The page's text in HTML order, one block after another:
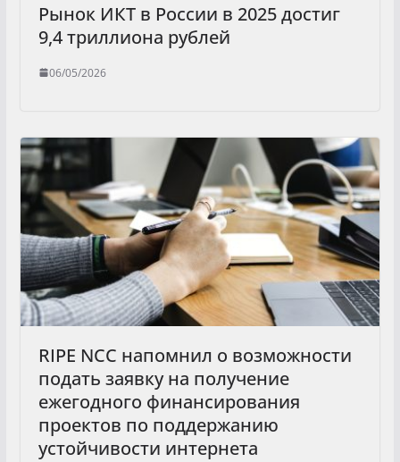
Рынок ИКТ в России в 2025 достиг
9,4 триллиона рублей
06/05/2026
RIPE NCC напомнил о возможности
подать заявку на получение
ежегодного финансирования
проектов по поддержанию
устойчивости интернета